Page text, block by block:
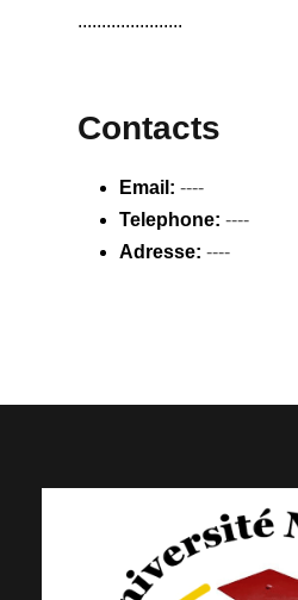
......................
Contacts
Email: ----
Telephone: ----
Adresse: ----